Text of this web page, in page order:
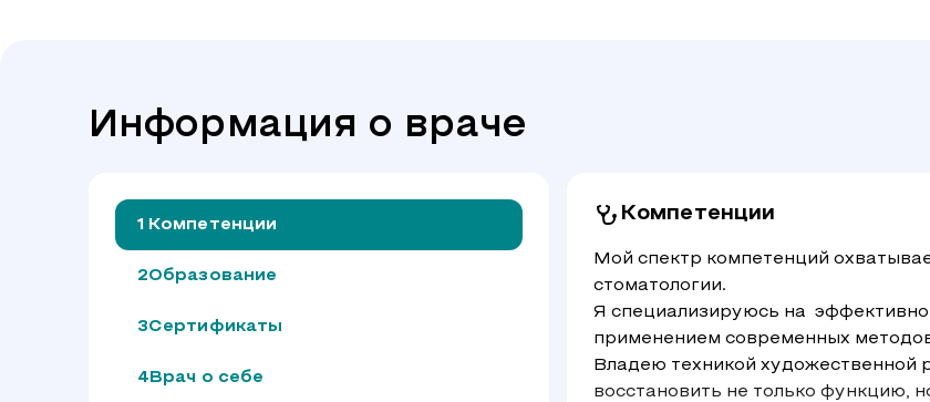
Информация о враче
Компетенции
Образование
Сертификаты
Врач о себе
Компетенции
Мой спектр компетенций
стоматологии.
Я специализируюсь на
применением современных
Владею техникой художественной
восстановить не только функцию,